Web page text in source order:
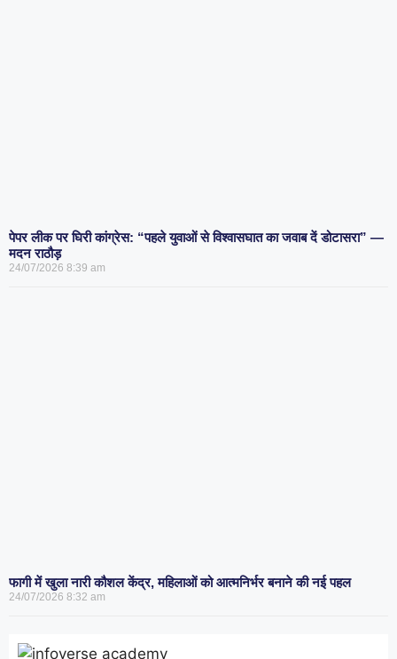
पेपर लीक पर घिरी कांग्रेस: “पहले युवाओं से विश्वासघात का जवाब दें डोटासरा” —
मदन राठौड़
24/07/2026 8:39 am
फागी में खुला नारी कौशल केंद्र, महिलाओं को आत्मनिर्भर बनाने की नई पहल
24/07/2026 8:32 am